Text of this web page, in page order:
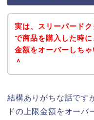
実は、スリーパード
で商品を購入した時
金額をオーバーしち
＾
結構ありがちな話です
ドの上限金額をオーバ